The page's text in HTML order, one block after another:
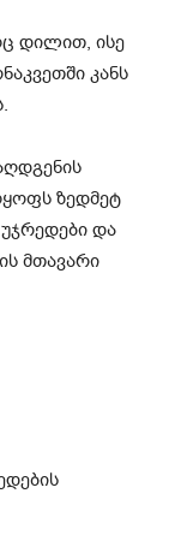
დილით, ისე
კანს
ზედმეტ
და
მთავარი